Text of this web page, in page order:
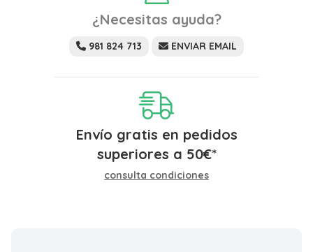
¿Necesitas ayuda?
981 824 713 ENVIAR EMAIL
Envío gratis en pedidos
superiores a 50€*
consulta condiciones